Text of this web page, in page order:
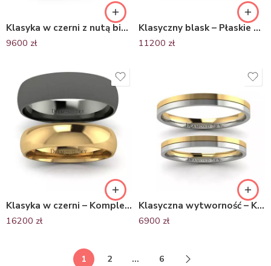
Klasyka w czerni z nutą bieli – Płaskie obrączki ślubne z białego i czarnego złota z szafirami, 3mm, 4mm
9600 zł
Klasyczny blask – Płaskie obrączki ślubne z białego i czarnego złota, 3.5 mm oraz 4.5 mm
11200 zł
Klasyka w czerni – Komplet półokrągłych obrączek ślubnych z żółtego i czarnego złota, 6,0mm, 4,8mm
16200 zł
Klasyczna wytworność – Komplet płaskich obrączek z białego i żółtego złota, 2.5 mm
6900 zł
1 2 … 6